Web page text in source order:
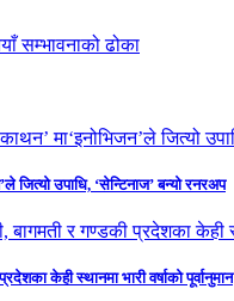
जित्यो उपाधि, ‘सेन्टिनाज’ बन्यो रनरअप
केही स्थानमा भारी वर्षाको पूर्वानुमान